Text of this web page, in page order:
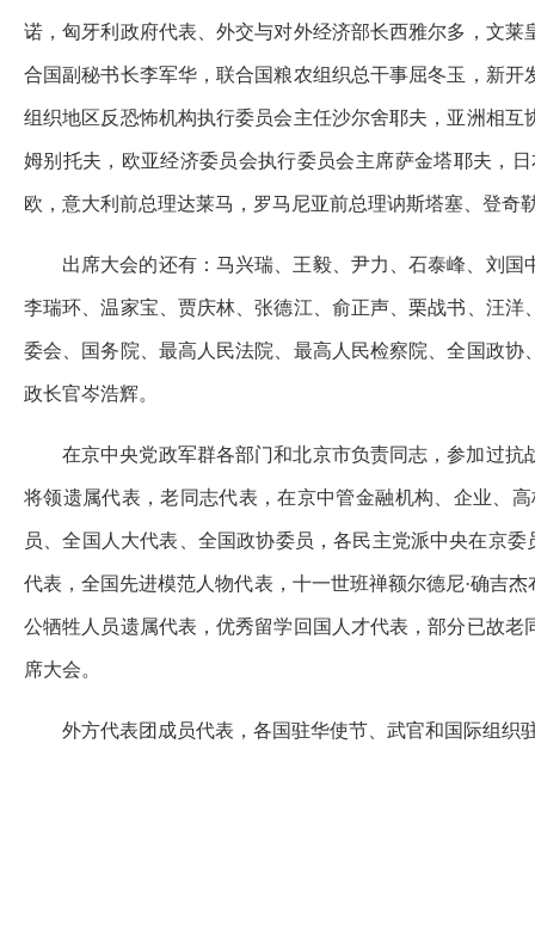
诺，匈牙利政府代表、外交与对外经济部长西雅尔多，文
合国副秘书长李军华，联合国粮农组织总干事屈冬玉，新
组织地区反恐怖机构执行委员会主任沙尔舍耶夫，亚洲相
姆别托夫，欧亚经济委员会执行委员会主席萨金塔耶夫，
欧，意大利前总理达莱马，罗马尼亚前总理讷斯塔塞、登奇
出席大会的还有：马兴瑞、王毅、尹力、石泰峰、刘
李瑞环、温家宝、贾庆林、张德江、俞正声、栗战书、汪
委会、国务院、最高人民法院、最高人民检察院、全国政
政长官岑浩辉。
在京中央党政军群各部门和北京市负责同志，参加过
将领遗属代表，老同志代表，在京中管金融机构、企业、
员、全国人大代表、全国政协委员，各民主党派中央在京
代表，全国先进模范人物代表，十一世班禅额尔德尼·确吉
公牺牲人员遗属代表，优秀留学回国人才代表，部分已故
席大会。
外方代表团成员代表，各国驻华使节、武官和国际组织